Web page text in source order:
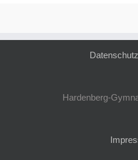
Hardenberg-